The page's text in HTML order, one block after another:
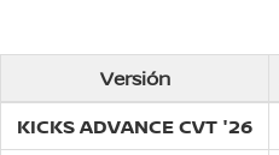
Versión
KICKS ADVANCE CVT '26